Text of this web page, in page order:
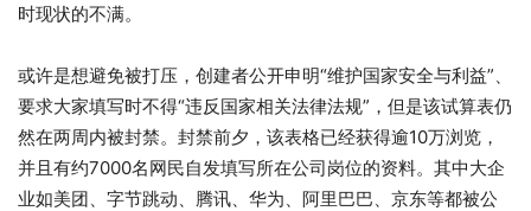
时现状的不满。
或许是想避免被打压，创建者公开申明“维护国家安全与利益”、
要求大家填写时不得“违反国家相关法律法规”，但是该试算表仍
然在两周内被封禁。封禁前夕，该表格已经获得逾10万浏览，
并且有约7000名网民自发填写所在公司岗位的资料。其中大企
业如美团、字节跳动、腾讯、华为、阿里巴巴、京东等都被公